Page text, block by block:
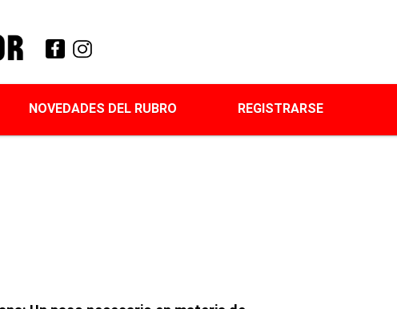
NOVEDADES DEL RUBRO REGISTRARSE